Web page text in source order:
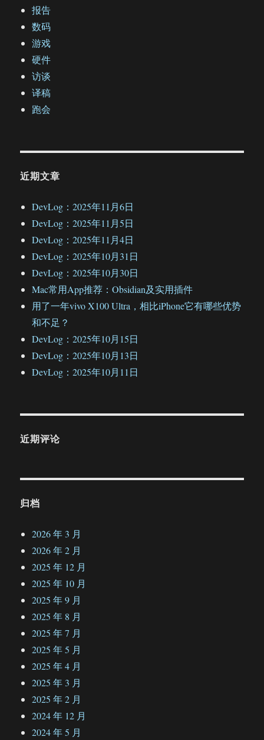
报告
数码
游戏
硬件
访谈
译稿
跑会
近期文章
DevLog：2025年11月6日
DevLog：2025年11月5日
DevLog：2025年11月4日
DevLog：2025年10月31日
DevLog：2025年10月30日
Mac常用App推荐：Obsidian及实用插件
用了一年vivo X100 Ultra，相比iPhone它有哪些优势
和不足？
DevLog：2025年10月15日
DevLog：2025年10月13日
DevLog：2025年10月11日
近期评论
归档
2026 年 3 月
2026 年 2 月
2025 年 12 月
2025 年 10 月
2025 年 9 月
2025 年 8 月
2025 年 7 月
2025 年 5 月
2025 年 4 月
2025 年 3 月
2025 年 2 月
2024 年 12 月
2024 年 5 月